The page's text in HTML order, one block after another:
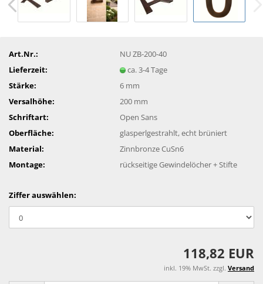
Art.Nr.:
NU ZB-200-40
Lieferzeit:
ca. 3-4 Tage
Stärke:
6 mm
Versalhöhe:
200 mm
Schriftart:
Open Sans
Oberfläche:
glasperlgestrahlt, echt brüniert
Material:
Zinnbronze CuSn6
Montage:
rückseitige Gewindelöcher + Stifte
Ziffer auswählen:
118,82 EUR
inkl. 19% MwSt. zzgl. Versand